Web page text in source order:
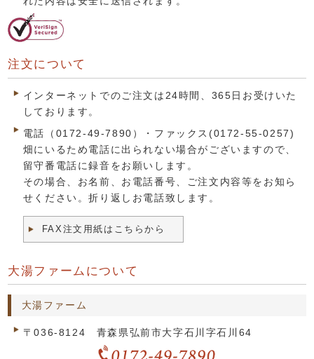
注文について
インターネットでのご注文は24時間、365日お受けいた
しております。
電話（0172-49-7890）・ファックス(0172-55-0257)
畑にいるため電話に出られない場合がございますので、
留守番電話に録音をお願いします。
その場合、お名前、お電話番号、ご注文内容等をお知ら
せください。折り返しお電話致します。
FAX注文用紙はこちらから
大湯ファームについて
大湯ファーム
〒036-8124 青森県弘前市大字石川字石川64